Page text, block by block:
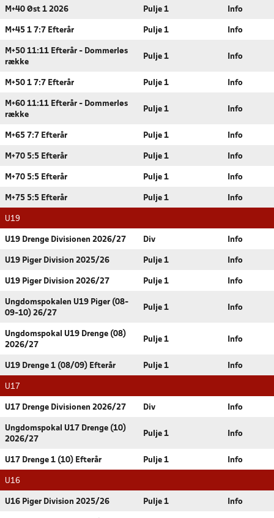
M+40 Øst 1 2026 Pulje 1 Info
M+45 1 7:7 Efterår Pulje 1 Info
M+50 11:11 Efterår - Dommerløs
række
Pulje 1 Info
M+50 1 7:7 Efterår Pulje 1 Info
M+60 11:11 Efterår - Dommerløs
række
Pulje 1 Info
M+65 7:7 Efterår Pulje 1 Info
M+70 5:5 Efterår Pulje 1 Info
M+70 5:5 Efterår Pulje 1 Info
M+75 5:5 Efterår Pulje 1 Info
U19
U19 Drenge Divisionen 2026/27 Div Info
U19 Piger Division 2025/26 Pulje 1 Info
U19 Piger Division 2026/27 Pulje 1 Info
Ungdomspokalen U19 Piger (08-
09-10) 26/27
Pulje 1 Info
Ungdomspokal U19 Drenge (08)
2026/27
Pulje 1 Info
U19 Drenge 1 (08/09) Efterår Pulje 1 Info
U17
U17 Drenge Divisionen 2026/27 Div Info
Ungdomspokal U17 Drenge (10)
2026/27
Pulje 1 Info
U17 Drenge 1 (10) Efterår Pulje 1 Info
U16
U16 Piger Division 2025/26 Pulje 1 Info